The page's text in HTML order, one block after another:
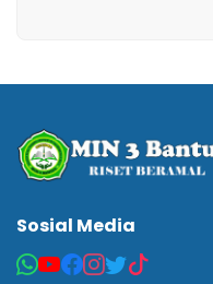
Sosial Media